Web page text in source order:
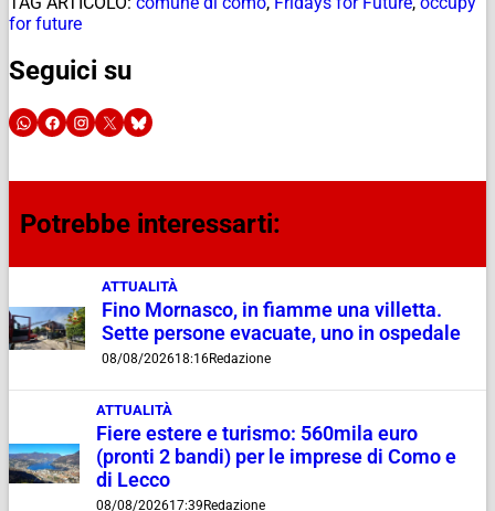
for future
Seguici su
Potrebbe interessarti:
ATTUALITÀ
Fino Mornasco, in fiamme una villetta.
Sette persone evacuate, uno in ospedale
08/08/202618:16Redazione
ATTUALITÀ
Fiere estere e turismo: 560mila euro
(pronti 2 bandi) per le imprese di Como e
di Lecco
08/08/202617:39 Redazione